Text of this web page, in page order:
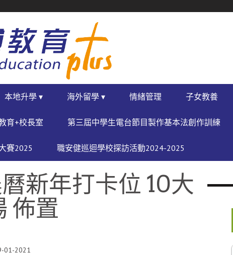
本地升學 ▾ 海外留學 ▾ 情緒管理 子女教養
育+校長室 第三屆中學生電台節目製作基本法創作訓練
賽2025 職安健巡迴學校探訪活動2024-2025
新年打卡位 10大
佈置
01-2021